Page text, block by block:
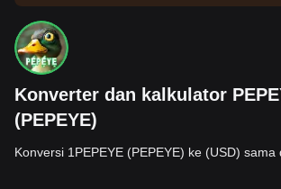
Konverter dan kalkulator
(PEPEYE)
Konversi 1PEPEYE (PEPEYE) ke (USD)